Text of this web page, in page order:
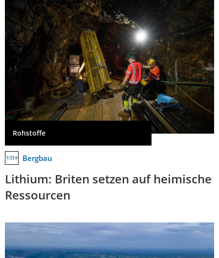
Rohstoffe
Bergbau
Lithium: Briten setzen auf heimische
Ressourcen